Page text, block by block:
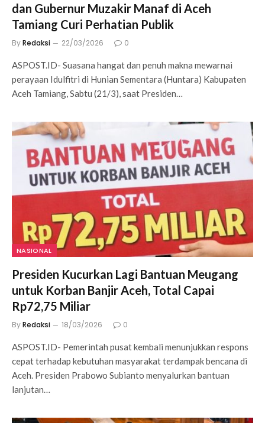
dan Gubernur Muzakir Manaf di Aceh
Tamiang Curi Perhatian Publik
ByRedaksi 22/03/2026 0
ASPOST.ID- Suasana hangat dan penuh makna mewarnai
perayaan Idulfitri di Hunian Sementara (Huntara) Kabupaten
Aceh Tamiang, Sabtu (21/3), saat Presiden…
NASIONAL
Presiden Kucurkan Lagi Bantuan Meugang
untuk Korban Banjir Aceh, Total Capai
Rp72,75 Miliar
ByRedaksi 18/03/2026 0
ASPOST.ID- Pemerintah pusat kembali menunjukkan respons
cepat terhadap kebutuhan masyarakat terdampak bencana di
Aceh. Presiden Prabowo Subianto menyalurkan bantuan
lanjutan…